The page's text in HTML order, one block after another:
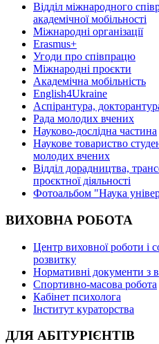
Відділ міжнародного
академічної мобільності
Міжнародні організації
Erasmus+
Угоди про співпрацю
Міжнародні проєкти
Академічна мобільність
English4Ukraine
Аспірантура,
Рада молодих вчених
Науково-дослідна частина
Наукове товариство
молодих вчених
Відділ дорадництва,
проєктної діяльності
Фотоальбом "Наука
ВИХОВНА РОБОТА
Центр виховної роботи і
розвитку
Нормативні документи з
Спортивно-масова робота
Кабінет психолога
Інститут кураторства
ДЛЯ АБІТУРІЄНТІВ